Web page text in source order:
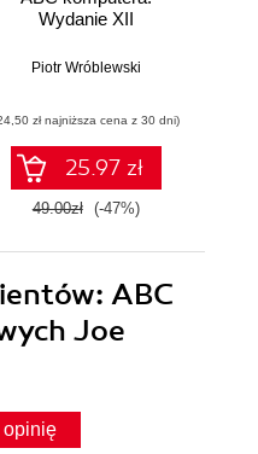
Wydanie XII
Piotr Wróblewski
zł najniższa cena z 30 dni)
25.97 zł
49.00zł (-47%)
ABC
Joe
opinię